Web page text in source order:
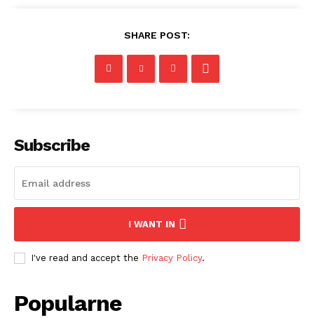
SHARE POST:
Subscribe
I WANT IN
I've read and accept the Privacy Policy.
Popularne